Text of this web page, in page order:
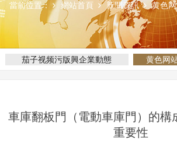
當前位置： 網站首頁 新聞資訊 黄色
茄子视频污版興企業動態 黄色网
車庫翻板門（電動車庫門）的構
重要性